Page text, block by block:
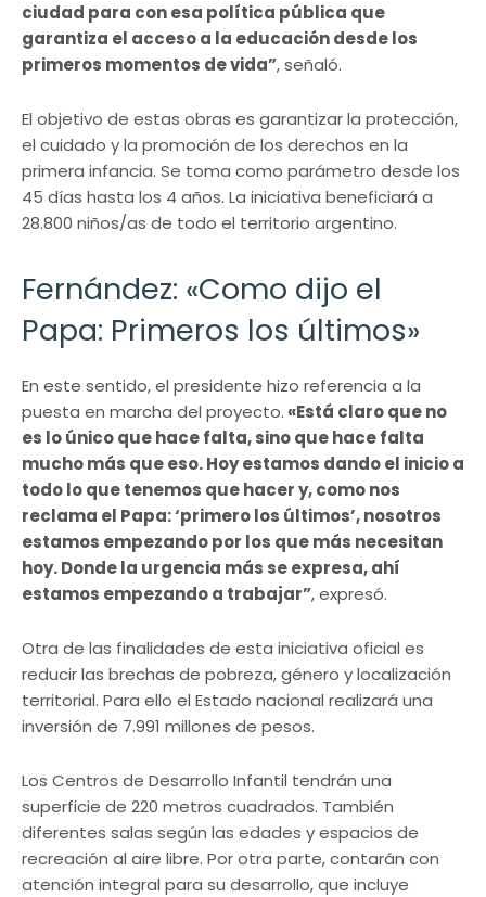
ciudad para con esa política pública que
garantiza el acceso a la educación desde los
primeros momentos de vida”, señaló.
El objetivo de estas obras es garantizar la protección,
el cuidado y la promoción de los derechos en la
primera infancia. Se toma como parámetro desde los
45 días hasta los 4 años. La iniciativa beneficiará a
28.800 niños/as de todo el territorio argentino.
Fernández: «Como dijo el
Papa: Primeros los últimos»
En este sentido, el presidente hizo referencia a la
puesta en marcha del proyecto. «Está claro que no
es lo único que hace falta, sino que hace falta
mucho más que eso. Hoy estamos dando el inicio a
todo lo que tenemos que hacer y, como nos
reclama el Papa: ‘primero los últimos’, nosotros
estamos empezando por los que más necesitan
hoy. Donde la urgencia más se expresa, ahí
estamos empezando a trabajar”, expresó.
Otra de las finalidades de esta iniciativa oficial es
reducir las brechas de pobreza, género y localización
territorial. Para ello el Estado nacional realizará una
inversión de 7.991 millones de pesos.
Los Centros de Desarrollo Infantil tendrán una
superficie de 220 metros cuadrados. También
diferentes salas según las edades y espacios de
recreación al aire libre. Por otra parte, contarán con
atención integral para su desarrollo, que incluye